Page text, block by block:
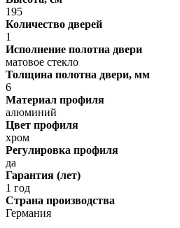
195
Количество дверей
1
Исполнение полотна двери
матовое стекло
Толщина полотна двери, мм
6
Материал профиля
алюминий
Цвет профиля
хром
Регулировка профиля
да
Гарантия (лет)
1 год
Страна производства
Германия